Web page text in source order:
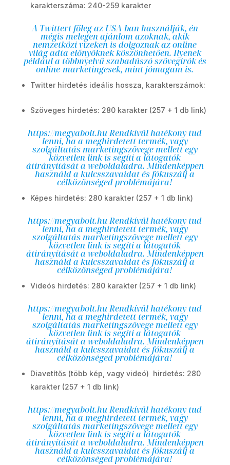
karakterszáma: 240-259 karakter
A Twittert főleg az USA-ban használják, én
mégis melegen ajánlom azoknak, akik
nemzetközi vizeken is dolgoznak az online
világ adta előnyöknek köszönhetően. Ilyenek
például a többnyelvű szabadúszó szövegírók és
online-marketingesek, mint jómagam is.
Twitter hirdetés ideális hossza, karakterszámok:
Szöveges hirdetés: 280 karakter (257 + 1 db link)
https://megyabolt.huRendkívül hatékony tud
lenni, ha a meghirdetett termék, vagy
szolgáltatás marketingszövege mellett egy
közvetlen link is segíti a látogatók
átirányítását a weboldaladra. Mindenképpen
használd a kulcsszavaidat és fókuszálj a
célközönséged problémájára!
Képes hirdetés: 280 karakter (257 + 1 db link)
https://megyabolt.huRendkívül hatékony tud
lenni, ha a meghirdetett termék, vagy
szolgáltatás marketingszövege mellett egy
közvetlen link is segíti a látogatók
átirányítását a weboldaladra. Mindenképpen
használd a kulcsszavaidat és fókuszálj a
célközönséged problémájára!
Videós hirdetés: 280 karakter (257 + 1 db link)
https://megyabolt.huRendkívül hatékony tud
lenni, ha a meghirdetett termék, vagy
szolgáltatás marketingszövege mellett egy
közvetlen link is segíti a látogatók
átirányítását a weboldaladra. Mindenképpen
használd a kulcsszavaidat és fókuszálj a
célközönséged problémájára!
Diavetítős (több kép, vagy videó) hirdetés: 280
karakter (257 + 1 db link)
https://megyabolt.huRendkívül hatékony tud
lenni, ha a meghirdetett termék, vagy
szolgáltatás marketingszövege mellett egy
közvetlen link is segíti a látogatók
átirányítását a weboldaladra. Mindenképpen
használd a kulcsszavaidat és fókuszálj a
célközönséged problémájára!